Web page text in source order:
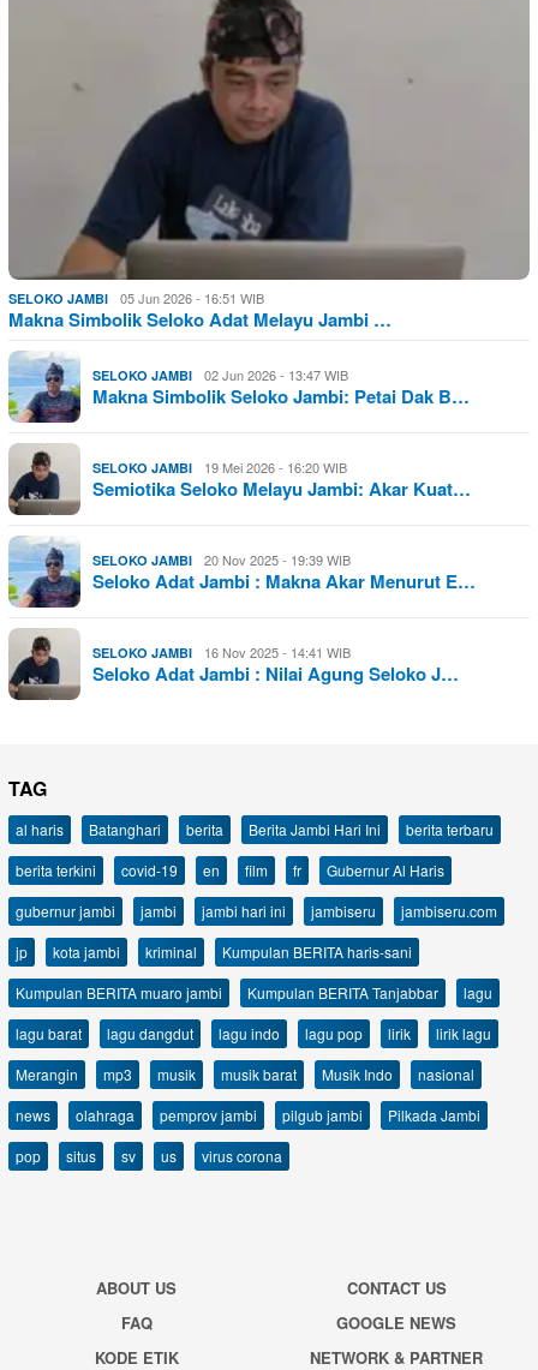
SELOKO JAMBI 05 Jun 2026 - 16:51 WIB
Makna Simbolik Seloko Adat Melayu Jambi …
SELOKO JAMBI 02 Jun 2026 - 13:47 WIB
Makna Simbolik Seloko Jambi: Petai Dak B…
SELOKO JAMBI 19 Mei 2026 - 16:20 WIB
Semiotika Seloko Melayu Jambi: Akar Kuat…
SELOKO JAMBI 20 Nov 2025 - 19:39 WIB
Seloko Adat Jambi : Makna Akar Menurut E…
SELOKO JAMBI 16 Nov 2025 - 14:41 WIB
Seloko Adat Jambi : Nilai Agung Seloko J…
TAG
al haris Batanghari berita Berita Jambi Hari Ini
berita terbaru
berita terkini
covid-19 en film fr
Gubernur Al Haris
gubernur jambi
jambi jambi hari ini jambiseru
jambiseru.com
jp
kota jambi kriminal
Kumpulan BERITA haris-sani
Kumpulan BERITA muaro jambi
Kumpulan BERITA Tanjabbar
lagu
lagu barat
lagu dangdut lagu indo lagu pop lirik
lirik lagu
Merangin
mp3 musik musik barat Musik Indo
nasional
news
olahraga pemprov jambi pilgub jambi
Pilkada Jambi
pop
situs sv us virus corona
ABOUT US
CONTACT US
FAQ
GOOGLE NEWS
KODE ETIK
NETWORK & PARTNER